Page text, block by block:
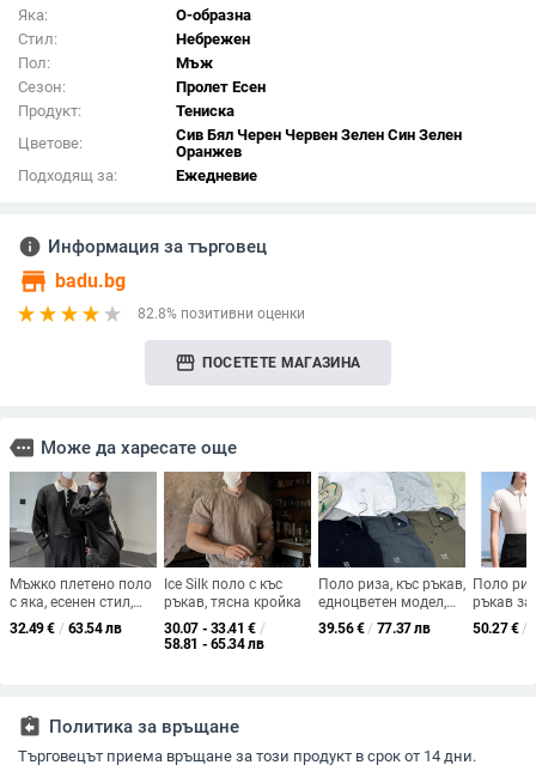
Яка:
О-образна
Стил:
Небрежен
Пол:
Мъж
Сезон:
Пролет Есен
Продукт:
Тениска
Цветове:
Сив Бял Черен Червен Зелен Син Зелен
Оранжев
Подходящ за:
Ежедневие
info Информация за търговец
store badu.bg
82.8% позитивни оценки
storefront ПОСЕТЕТЕ МАГАЗИНА
more Може да харесате още
Мъжко плетено поло
с яка, есенен стил,
корейски дизайн,
свободна кройка,
32.49€ / 63.54 лв
Ice Silk поло с къс
ръкав, тясна кройка
30.07 - 33.41 € /
58.81 - 65.34 лв
Поло риза, къс ръкав,
едноцветен модел,
65% памук Zhu Di
мрежа, печат и
39.56€ / 77.37 лв
Поло
ръкав за
дишаща,
50.27€ /
assignment_return Политика за връщане
Търговецът приема връщане за този продукт в срок от 14 дни.